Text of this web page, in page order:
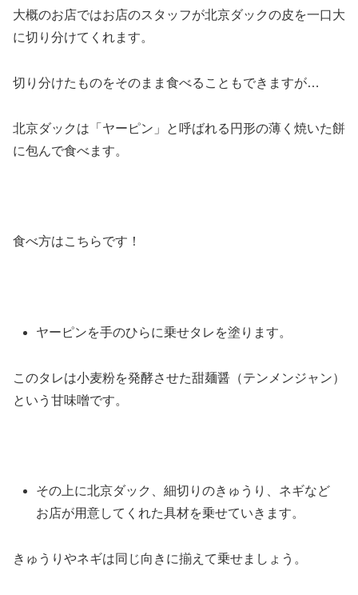
大概のお店ではお店のスタッフが北京ダックの皮を一口大
に切り分けてくれます。
切り分けたものをそのまま食べることもできますが…
北京ダックは「ヤーピン」と呼ばれる円形の薄く焼いた餅
に包んで食べます。
食べ方はこちらです！
ヤーピンを手のひらに乗せタレを塗ります。
このタレは小麦粉を発酵させた甜麺醤（テンメンジャン）
という甘味噌です。
その上に北京ダック、細切りのきゅうり、ネギなど
お店が用意してくれた具材を乗せていきます。
きゅうりやネギは同じ向きに揃えて乗せましょう。